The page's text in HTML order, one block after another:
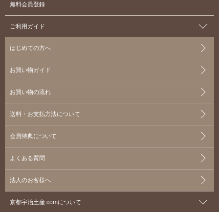
無料会員登録
ご利用ガイド
はじめての方へ
お買い物ガイド
お買い物の流れ
送料・お支払方法について
会員特典について
よくある質問
法人のお客様へ
京都宇治土産.comについて